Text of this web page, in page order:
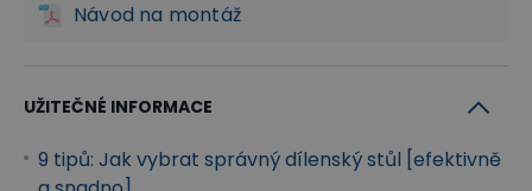
Návod na montáž
UŽITEČNÉ INFORMACE
9 tipů: Jak vybrat správný dílenský stůl [efektivně